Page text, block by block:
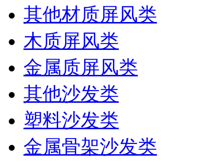
其他材质屏风类
木质屏风类
金属质屏风类
其他沙发类
塑料沙发类
金属骨架沙发类